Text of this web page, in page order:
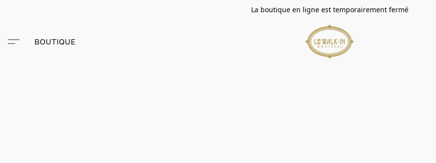
La boutique en ligne est temporairement fermé
BOUTIQUE